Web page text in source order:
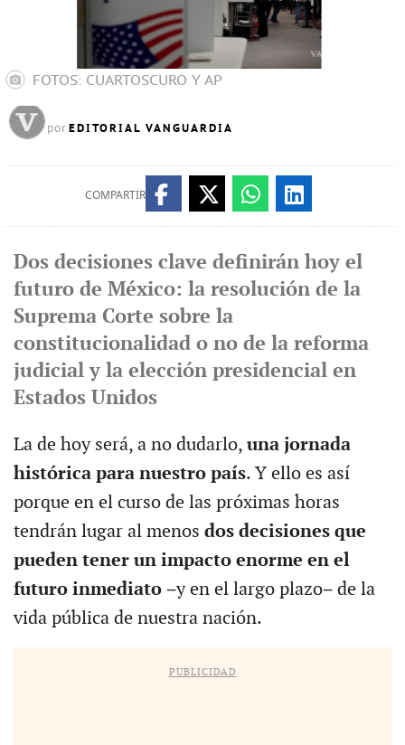
FOTOS: CUARTOSCURO Y AP
por EDITORIAL VANGUARDIA
COMPARTIR
Dos decisiones clave definirán hoy el
futuro de México: la resolución de la
Suprema Corte sobre la
constitucionalidad o no de la reforma
judicial y la elección presidencial en
Estados Unidos
La de hoy será, a no dudarlo, una jornada
histórica para nuestro país. Y ello es así
porque en el curso de las próximas horas
tendrán lugar al menos dos decisiones que
pueden tener un impacto enorme en el
futuro inmediato−y en el largo plazo− de la
vida pública de nuestra nación.
PUBLICIDAD